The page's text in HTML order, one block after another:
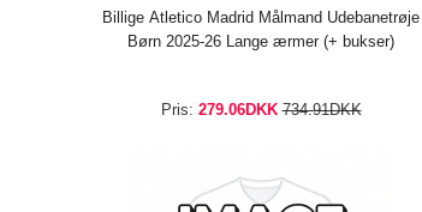
Billige Atletico Madrid Målmand Udebanetrøje
Børn 2025-26 Lange ærmer (+ bukser)
Pris: 279.06DKK 734.91DKK